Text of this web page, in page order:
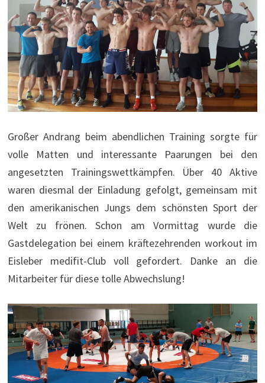
Großer Andrang beim abendlichen Training sorgte für
volle Matten und interessante Paarungen bei den
angesetzten Trainingswettkämpfen. Über 40 Aktive
waren diesmal der Einladung gefolgt, gemeinsam mit
den amerikanischen Jungs dem schönsten Sport der
Welt zu frönen. Schon am Vormittag wurde die
Gastdelegation bei einem kräftezehrenden workout im
Eisleber medifit-Club voll gefordert. Danke an die
Mitarbeiter für diese tolle Abwechslung!